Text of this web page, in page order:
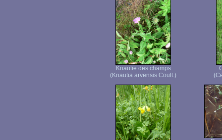
Knautie des champs
(Knautia arvensis Coult.)